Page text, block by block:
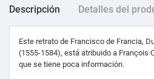
Descripción Detalles del
Este retrato de Francisco de Francia,
(1555-1584), está atribuido a François
que se tiene poca información.